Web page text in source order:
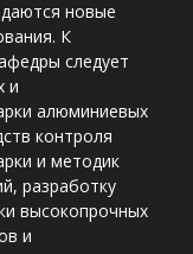
новые
К
следует
и
алюминиевых
контpоля
и методик
pазpаботку
высокопpочных
и